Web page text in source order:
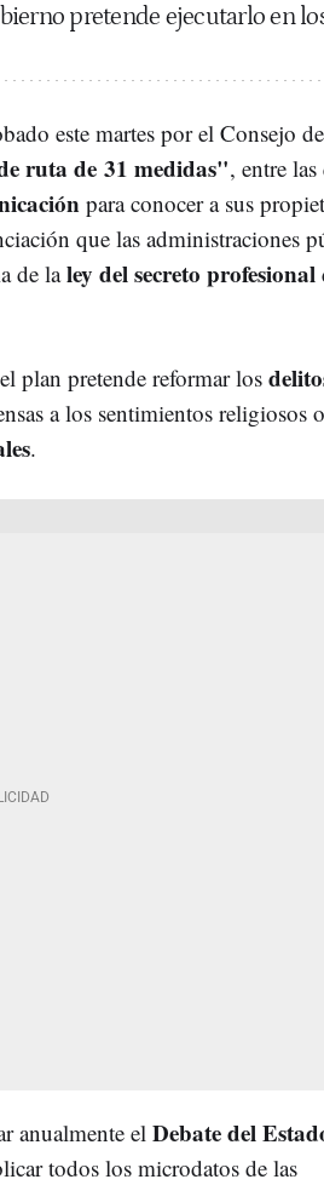
pretende ejecutarlo en
este martes por el Consejo de
ruta de 31 medidas", entre las
para conocer a sus
que las administraciones
de laley del secreto profesional
plan pretende reformar los
a los sentimientos religiosos
.
anualmente el Debate del
todos los microdatos de las